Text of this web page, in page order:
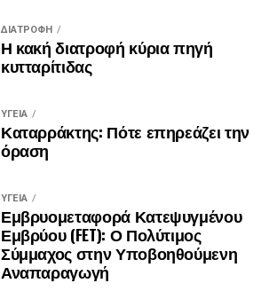
ΔΙΑΤΡΟΦΉ
Η κακή διατροφή κύρια πηγή
κυτταρίτιδας
ΥΓΕΊΑ
Καταρράκτης: Πότε επηρεάζει την
όραση
ΥΓΕΊΑ
Εμβρυομεταφορά Κατεψυγμένου
Εμβρύου (FET): Ο Πολύτιμος
Σύμμαχος στην Υποβοηθούμενη
Αναπαραγωγή